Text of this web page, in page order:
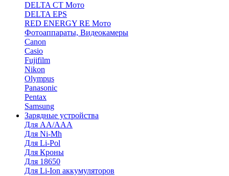
DELTA CT Мото
DELTA EPS
RED ENERGY RE Мото
Фотоаппараты, Видеокамеры
Canon
Casio
Fujifilm
Nikon
Olympus
Panasonic
Pentax
Samsung
Зарядные устройства
Для AA/AAA
Для Ni-Mh
Для Li-Pol
Для Кроны
Для 18650
Для Li-Ion аккумуляторов